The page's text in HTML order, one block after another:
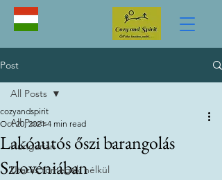
Post
All Posts
Hungarian
Utazás tömegek nélkül
All Posts
Lakóautós őszi barangolás
Szlovéniában
cozyandspirit
Oct 20, 2021 4 min read